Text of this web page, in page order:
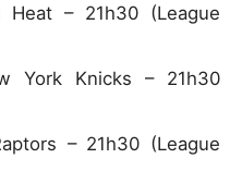
Heat – 21h30 (League
York Knicks – 21h30
– 21h30 (League